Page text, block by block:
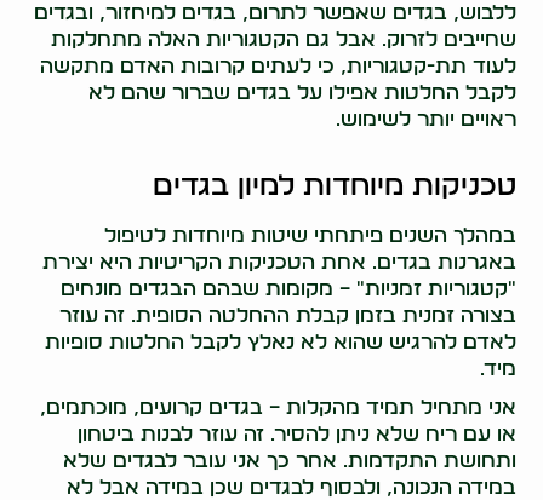
ללבוש, בגדים שאפשר לתרום, בגדים למיחזור, ובגדים
שחייבים לזרוק. אבל גם הקטגוריות האלה מתחלקות
לעוד תת-קטגוריות, כי לעתים קרובות האדם מתקשה
לקבל החלטות אפילו על בגדים שברור שהם לא
ראויים יותר לשימוש.
טכניקות מיוחדות למיון בגדים
במהלך השנים פיתחתי שיטות מיוחדות לטיפול
באגרנות בגדים. אחת הטכניקות הקריטיות היא יצירת
"קטגוריות זמניות" – מקומות שבהם הבגדים מונחים
בצורה זמנית בזמן קבלת ההחלטה הסופית. זה עוזר
לאדם להרגיש שהוא לא נאלץ לקבל החלטות סופיות
מיד.
אני מתחיל תמיד מהקלות – בגדים קרועים, מוכתמים,
או עם ריח שלא ניתן להסיר. זה עוזר לבנות ביטחון
ותחושת התקדמות. אחר כך אני עובר לבגדים שלא
במידה הנכונה, ולבסוף לבגדים שכן במידה אבל לא